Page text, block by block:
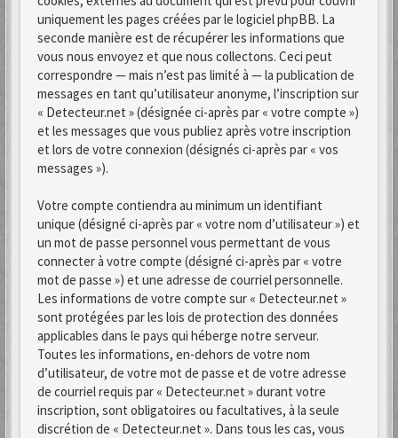
uniquement les pages créées par le logiciel phpBB. La
seconde manière est de récupérer les informations que
vous nous envoyez et que nous collectons. Ceci peut
correspondre — mais n’est pas limité à — la publication de
messages en tant qu’utilisateur anonyme, l’inscription sur
« Detecteur.net » (désignée ci-après par « votre compte »)
et les messages que vous publiez après votre inscription
et lors de votre connexion (désignés ci-après par « vos
messages »).
Votre compte contiendra au minimum un identifiant
unique (désigné ci-après par « votre nom d’utilisateur ») et
un mot de passe personnel vous permettant de vous
connecter à votre compte (désigné ci-après par « votre
mot de passe ») et une adresse de courriel personnelle.
Les informations de votre compte sur « Detecteur.net »
sont protégées par les lois de protection des données
applicables dans le pays qui héberge notre serveur.
Toutes les informations, en-dehors de votre nom
d’utilisateur, de votre mot de passe et de votre adresse
de courriel requis par « Detecteur.net » durant votre
inscription, sont obligatoires ou facultatives, à la seule
discrétion de « Detecteur.net ». Dans tous les cas, vous